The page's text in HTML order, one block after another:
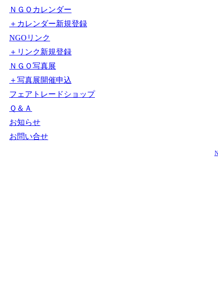
ＮＧＯカレンダー
＋カレンダー新規登録
NGOリンク
＋リンク新規登録
ＮＧＯ写真展
＋写真展開催申込
フェアトレードショップ
Ｑ＆Ａ
お知らせ
お問い合せ